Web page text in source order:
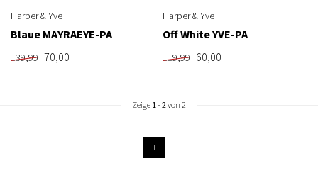
Harper & Yve
Blaue MAYRAEYE-PA
139,99 70,00
Harper & Yve
Off White YVE-PA
119,99 60,00
Zeige 1 - 2 von 2
1